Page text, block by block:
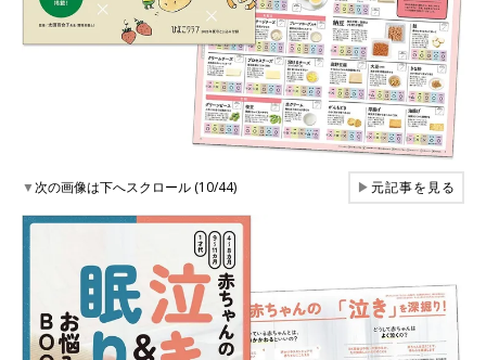
▼次の画像は下へスクロール (10/44) ▶元記事を見る